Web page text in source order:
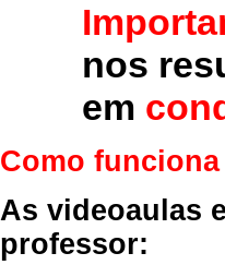
nos
em
Como
As videoaulas
professor: